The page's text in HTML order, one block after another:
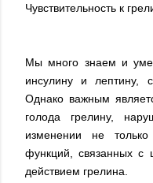
Чувствительность к
Мы много знаем и
инсулину и лептину,
Однако важным
голода грелину,
изменении не
функций, связанных с
действием грелина.